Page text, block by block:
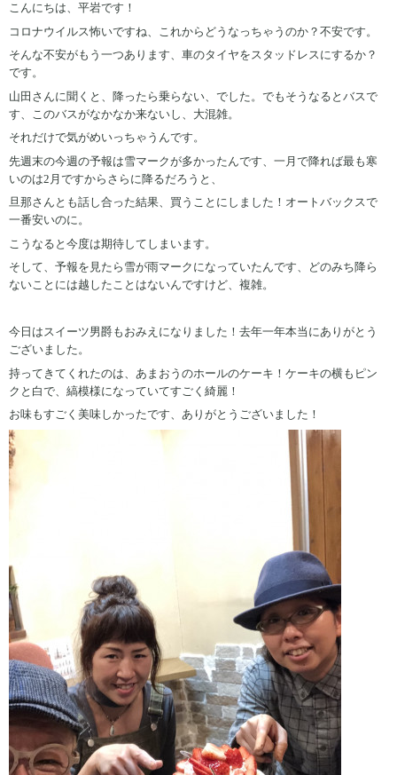
こんにちは、平岩です！
コロナウイルス怖いですね、これからどうなっちゃうのか？不安です。
そんな不安がもう一つあります、車のタイヤをスタッドレスにするか？
です。
山田さんに聞くと、降ったら乗らない、でした。でもそうなるとバスで
す、このバスがなかなか来ないし、大混雑。
それだけで気がめいっちゃうんです。
先週末の今週の予報は雪マークが多かったんです、一月で降れば最も寒
いのは2月ですからさらに降るだろうと、
旦那さんとも話し合った結果、買うことにしました！オートバックスで
一番安いのに。
こうなると今度は期待してしまいます。
そして、予報を見たら雪が雨マークになっていたんです、どのみち降ら
ないことには越したことはないんですけど、複雑。
今日はスイーツ男爵もおみえになりました！去年一年本当にありがとう
ございました。
持ってきてくれたのは、あまおうのホールのケーキ！ケーキの横もピン
クと白で、縞模様になっていてすごく綺麗！
お味もすごく美味しかったです、ありがとうございました！